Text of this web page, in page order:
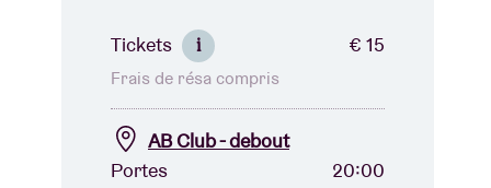
Tickets i € 15
Frais de résa compris
AB Club - debout
Portes
20:00